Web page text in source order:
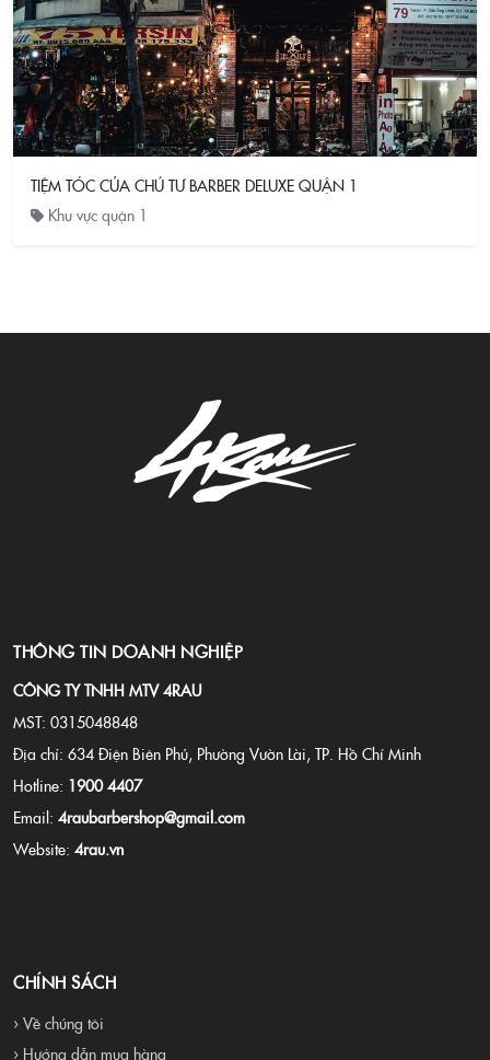
TIỆM TÓC CỦA CHÚ TƯ BARBER DELUXE QUẬN 1
Khu vực quận 1
THÔNG TIN DOANH NGHIỆP
CÔNG TY TNHH MTV 4RAU
MST: 0315048848
Địa chỉ: 634 Điện Biên Phủ, Phường Vườn Lài, TP. Hồ Chí Minh
Hotline: 1900 4407
Email: 4raubarbershop@gmail.com
Website: 4rau.vn
CHÍNH SÁCH
› Về chúng tôi
› Hướng dẫn mua hàng